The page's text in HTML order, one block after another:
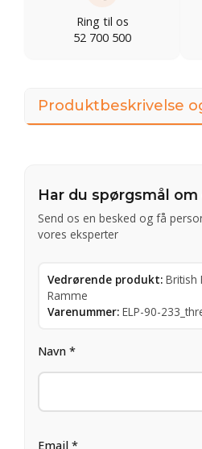
Ring til os
52 700 500
Produktbeskrivelse
Har du spørgsmål
Send os en besked og få
vores eksperter
Vedrørende produkt: British
Ramme
Varenummer: ELP-90-
Navn *
Email *